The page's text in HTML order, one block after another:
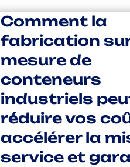
Comment la
fabrication
mesure de
conteneurs
industriels
réduire vos
accélérer la
service et